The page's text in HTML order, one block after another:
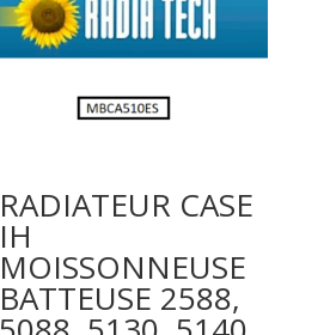
RADIATEUR CASE
IH
MOISSONNEUSE
BATTEUSE 2588,